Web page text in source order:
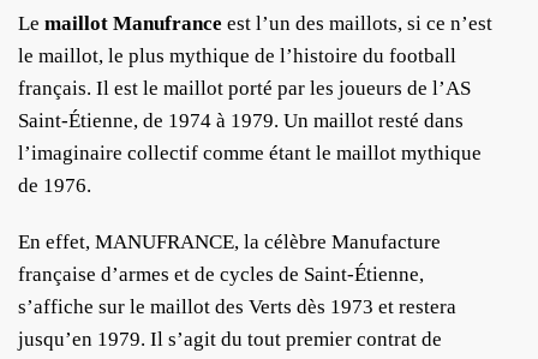
Le maillot Manufrance est l’un des maillots, si ce n’est
le maillot, le plus mythique de l’histoire du football
français. Il est le maillot porté par les joueurs de l’AS
Saint-Étienne, de 1974 à 1979. Un maillot resté dans
l’imaginaire collectif comme étant le maillot mythique
de 1976.
En effet, MANUFRANCE, la célèbre Manufacture
française d’armes et de cycles de Saint-Étienne,
s’affiche sur le maillot des Verts dès 1973 et restera
jusqu’en 1979. Il s’agit du tout premier contrat de